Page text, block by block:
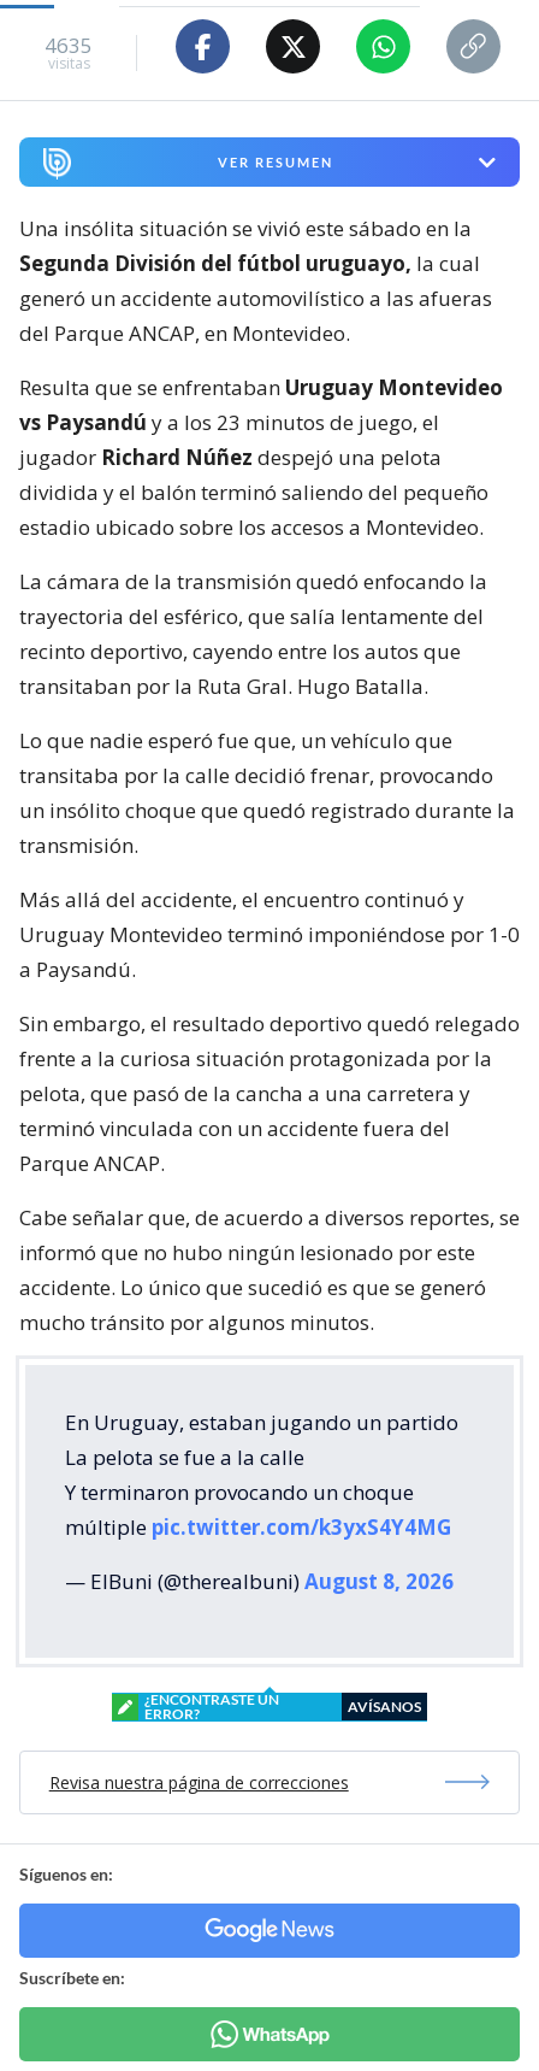
4635
visitas
VER RESUMEN
Una insólita situación se vivió este sábado en la
Segunda División del fútbol uruguayo, la cual
generó un accidente automovilístico a las afueras
del Parque ANCAP, en Montevideo.
Resulta que se enfrentaban Uruguay Montevideo
vs Paysandú y a los 23 minutos de juego, el
jugador Richard Núñez despejó una pelota
dividida y el balón terminó saliendo del pequeño
estadio ubicado sobre los accesos a Montevideo.
La cámara de la transmisión quedó enfocando la
trayectoria del esférico, que salía lentamente del
recinto deportivo, cayendo entre los autos que
transitaban por la Ruta Gral. Hugo Batalla.
Lo que nadie esperó fue que, un vehículo que
transitaba por la calle decidió frenar, provocando
un insólito choque que quedó registrado durante la
transmisión.
Más allá del accidente, el encuentro continuó y
Uruguay Montevideo terminó imponiéndose por 1-0
a Paysandú.
Sin embargo, el resultado deportivo quedó relegado
frente a la curiosa situación protagonizada por la
pelota, que pasó de la cancha a una carretera y
terminó vinculada con un accidente fuera del
Parque ANCAP.
Cabe señalar que, de acuerdo a diversos reportes, se
informó que no hubo ningún lesionado por este
accidente. Lo único que sucedió es que se generó
mucho tránsito por algunos minutos.
En Uruguay, estaban jugando un partido
La pelota se fue a la calle
Y terminaron provocando un choque
múltiple pic.twitter.com/k3yxS4Y4MG
— ElBuni (@therealbuni)August 8, 2026
¿ENCONTRASTE UN
ERROR?
AVÍSANOS
Revisa nuestra página de correcciones
Síguenos en:
Suscríbete en: